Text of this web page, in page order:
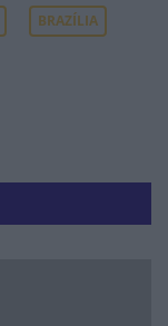
BRAZÍLIA